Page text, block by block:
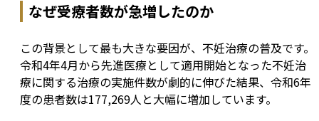
なぜ受療者数が急増したのか
この背景として最も大きな要因が、不妊治療の普及です。
令和4年4月から先進医療として適用開始となった不妊治
療に関する治療の実施件数が劇的に伸びた結果、令和6年
度の患者数は177,269人と大幅に増加しています。